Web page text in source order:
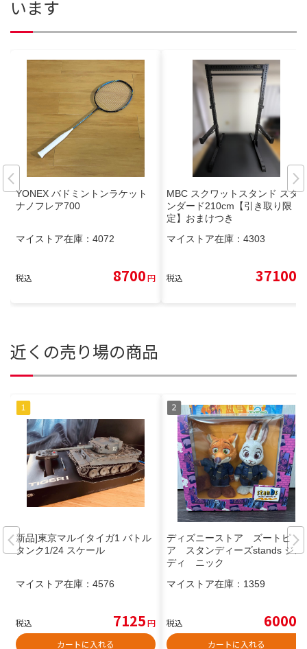
います
YONEX バドミントンラケット
ナノフレア700
マイストア在庫： 4072
税込 8700円
MBC スクワットスタンド スタ
ンダード210cm【引き取り限
定】おまけつき
マイストア在庫： 4303
税込 37100
近くの売り場の商品
新品]東京マルイタイガ1 バトル
タンク1/24 スケール
マイストア在庫： 4576
税込 7125円
カートに入れる
ディズニーストア ズートピ
ア スタンディーズstands ジュ
ディ ニック
マイストア在庫： 1359
税込 6000
カートに入れる